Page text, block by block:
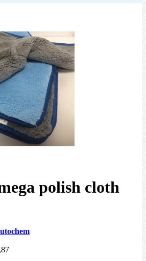
polish cloth